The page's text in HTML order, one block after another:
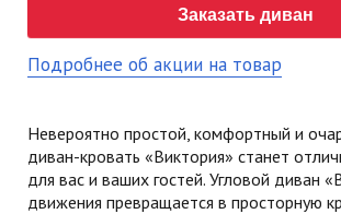
Заказать диван
Подробнее об акции на товар
Невероятно простой, комфортный и
диван-кровать «Виктория» станет
для вас и ваших гостей. Угловой диван
движения превращается в просторную